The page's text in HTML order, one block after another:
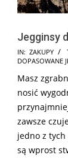
Jegginsy
2025-
07-
13
IN: ZAKUPY
DOPASOWANE
Masz
nosić
zawsze
jedno z tych
są wprost